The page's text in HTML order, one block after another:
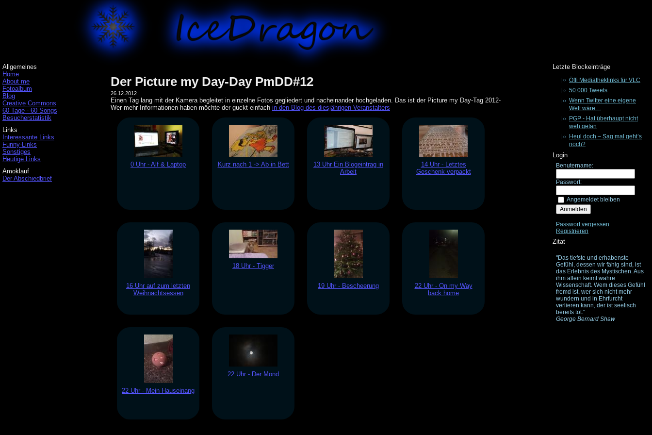
Allgemeines
Home
About me
Fotoalbum
Blog
Creative Commons
60 Tage - 60 Songs
Besucherstatistik
Links
Interessante Links
Funny-Links
Sonstiges
Heutige Links
Amoklauf
Der Abschiedbrief
Der Picture my Day-Day PmDD#12
26.12.2012
Einen Tag lang mit der Kamera begleitet in einzelne Fotos gegliedert und nacheinander hochgeladen. Das ist der Picture my Day-Tag 2012-
Wer mehr Informationen haben möchte der guckt einfach in den Blog des diesjährigen Veranstalters
0 Uhr - Alf & Laptop Kurz nach 1 -> Ab in Bett
13 Uhr Ein Blogeintrag in
Arbeit
14 Uhr - Letztes
Geschenk verpackt
16 Uhr auf zum letzten
Weihnachtsessen
18 Uhr - Tigger
19 Uhr - Bescheerung
22 Uhr - On my Way
back home
22 Uhr - Mein Hauseinang
22 Uhr - Der Mond
Letzte Blockeinträge
Öffi Mediatheklinks für VLC
50.000 Tweets
Wenn Twitter eine eigene
Welt wäre....
PGP - Hat überhaupt nicht
weh getan
Heul doch – Sag mal geht’s
noch?
Login
Benutername:
Passwort:
Angemeldet bleiben
Passwort vergessen
Registrieren
Zitat
"Das tiefste und erhabenste
Gefühl, dessen wir fähig sind, ist
das Erlebnis des Mystischen. Aus
ihm allein keimt wahre
Wissenschaft. Wem dieses Gefühl
fremd ist, wer sich nicht mehr
wundern und in Ehrfurcht
verlieren kann, der ist seelisch
bereits tot."
George Bernard Shaw